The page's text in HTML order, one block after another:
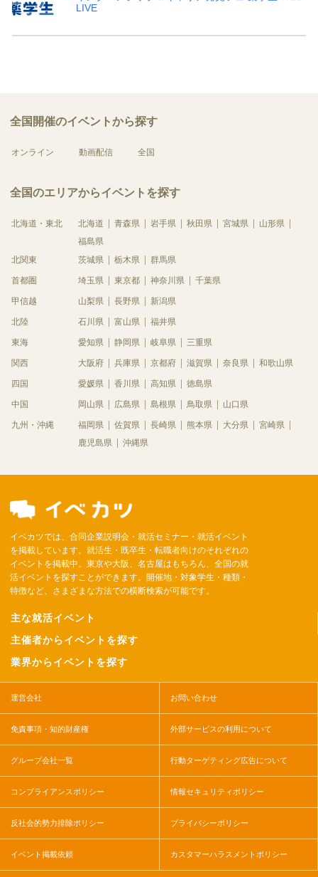
LIVE
全国開催のイベントから探す
オンライン 動画配信 全国
全国のエリアからイベントを探す
北海道・東北 北海道 青森県 岩手県 秋田県 宮城県
山形県
福島県
北関東
茨城県 栃木県 群馬県
首都圏 埼玉県 東京都 神奈川県 千葉県
甲信越 山梨県 長野県 新潟県
北陸 石川県 富山県 福井県
東海 愛知県 静岡県 岐阜県 三重県
関西 大阪府 兵庫県 京都府 滋賀県 奈良県 和歌山県
四国 愛媛県 香川県 高知県 徳島県
中国 岡山県 広島県 島根県 鳥取県 山口県
九州・沖縄 福岡県 佐賀県 長崎県 熊本県 大分県
宮崎県
鹿児島県
沖縄県
イベカツでは、合同企業説明会・就活セミナー・就活イベント
を掲載しています。就活生・既卒生・転職者向けのそれぞれの
イベントを掲載中。東京や大阪、名古屋はもちろん、全国の就
活イベントを探すことができます。開催地・対象学生・種類・
特徴など、さまざまな方法での横断検索が可能です。
主な就活イベント
主催者からイベントを探す
業界からイベントを探す
運営会社 お問い合わせ
免責事項・知的財産権 外部サービスの利用について
グループ会社一覧 行動ターゲティング広告について
コンプライアンスポリシー 情報セキュリティポリシー
反社会的勢力排除ポリシー プライバシーポリシー
イベント掲載依頼 カスタマーハラスメントポリシー